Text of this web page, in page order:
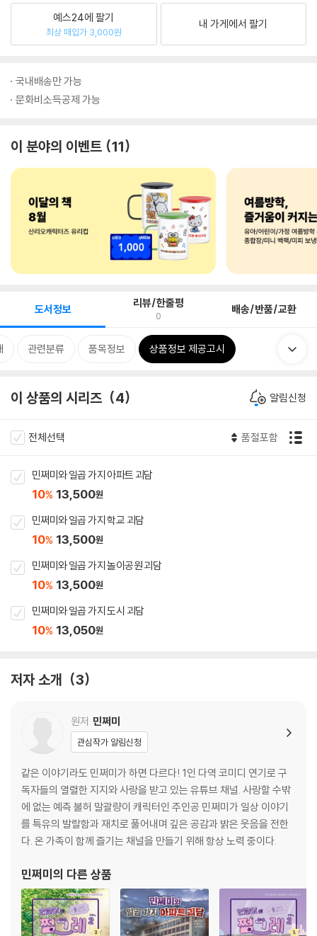
예스24에 팔기
최상 매입가 3,000원
내 가게에서 팔기
국내배송만 가능
문화비소득공제 가능
이 분야의 이벤트 11
도서정보 리뷰/한줄평
0 배송/반품/교환
관련분류 품목정보 상품정보 제공고시
이 상품의 시리즈 4 알림신청
전체선택 품절포함
민쩌미와 일곱 가지 아파트 괴담
10% 13,500원
민쩌미와 일곱 가지 학교 괴담
10% 13,500원
민쩌미와 일곱 가지 놀이공원 괴담
10% 13,500원
민쩌미와 일곱 가지 도시 괴담
10% 13,050원
저자 소개 3
원저 민쩌미
관심작가 알림신청
같은 이야기라도 민쩌미가 하면 다르다! 1인 다역 코미디 연기로 구
독자들의 열렬한 지지와 사랑을 받고 있는 유튜브 채널. 사랑할 수밖
에 없는 예측 불허 말괄량이 캐릭터인 주인공 민쩌미가 일상 이야기
를 특유의 발랄함과 재치로 풀어내며 깊은 공감과 밝은 웃음을 전한
다. 온 가족이 함께 즐기는 채널을 만들기 위해 항상 노력 중이다.
민쩌미 의 다른 상품